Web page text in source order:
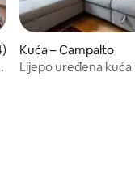
ocjena: 4,95/5,
Kuća – Campalto
Lijepo uređena kuća